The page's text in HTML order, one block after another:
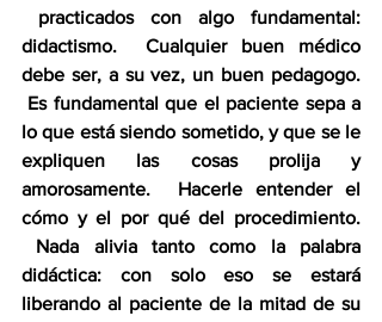
practicados con algo fundamental:
didactismo.  Cualquier buen médico
debe ser, a su vez, un buen pedagogo.
Es fundamental que el paciente sepa a
lo que está siendo sometido, y que se le
expliquen las cosas prolija y
amorosamente.  Hacerle entender el
cómo y el por qué del procedimiento.
Nada alivia tanto como la palabra
didáctica: con solo eso se estará
liberando al paciente de la mitad de su